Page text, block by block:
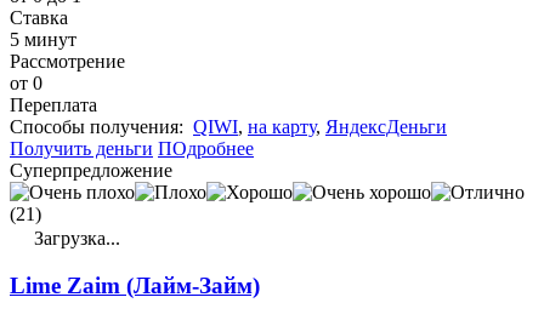
Ставка
5 минут
Рассмотрение
от 0
Переплата
Cпособы получения: QIWI, на карту, ЯндексДеньги
Получить деньги ПОдробнее
Суперпредложение
(21)
Загрузка...
Lime Zaim (Лайм-Займ)